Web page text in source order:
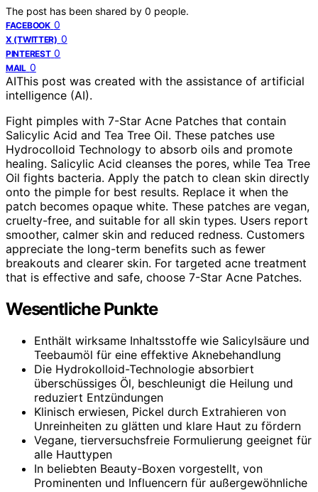
The post has been shared by 0 people.
FACEBOOK 0
X (TWITTER) 0
PINTEREST 0
MAIL 0
AIThis post was created with the assistance of artificial
intelligence (AI).
Fight pimples with 7-Star Acne Patches that contain
Salicylic Acid and Tea Tree Oil. These patches use
Hydrocolloid Technology to absorb oils and promote
healing. Salicylic Acid cleanses the pores, while Tea Tree
Oil fights bacteria. Apply the patch to clean skin directly
onto the pimple for best results. Replace it when the
patch becomes opaque white. These patches are vegan,
cruelty-free, and suitable for all skin types. Users report
smoother, calmer skin and reduced redness. Customers
appreciate the long-term benefits such as fewer
breakouts and clearer skin. For targeted acne treatment
that is effective and safe, choose 7-Star Acne Patches.
Wesentliche Punkte
Enthält wirksame Inhaltsstoffe wie Salicylsäure und
Teebaumöl für eine effektive Aknebehandlung
Die Hydrokolloid-Technologie absorbiert
überschüssiges Öl, beschleunigt die Heilung und
reduziert Entzündungen
Klinisch erwiesen, Pickel durch Extrahieren von
Unreinheiten zu glätten und klare Haut zu fördern
Vegane, tierversuchsfreie Formulierung geeignet für
alle Hauttypen
In beliebten Beauty-Boxen vorgestellt, von
Prominenten und Influencern für außergewöhnliche